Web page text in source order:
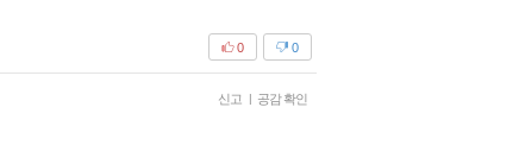
0
0
신고 | 공감 확인